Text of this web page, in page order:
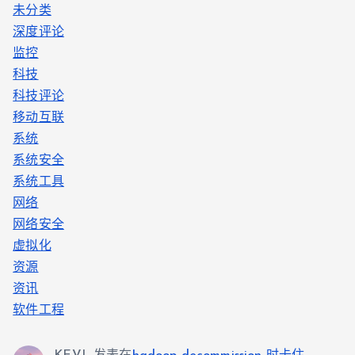
未分类
深度评论
监控
科技
科技评论
移动互联
系统
系统安全
系统工具
网络
网络安全
虚拟化
资源
资讯
软件工程